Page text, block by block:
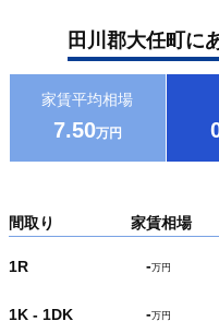
田川郡大任町に
家賃平均相場
7.50万円
間取り 家賃相場
1R -万円
1K - 1DK -万円